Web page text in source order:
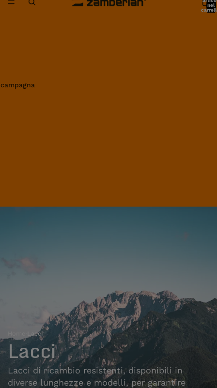
nel
Lacci
Lacci
Lacci di ricambio resistenti, disponibili in
diverse lunghezze e modelli, per garantire